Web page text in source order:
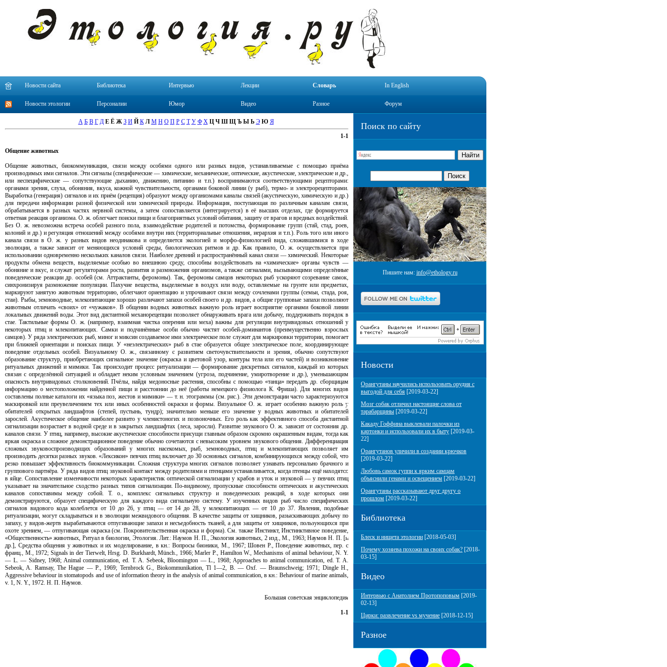
Новости сайта Библиотека Интервью Лекции Словарь In English
Новости этологии Персоналии Юмор Видео Разное Форум
Поиск по сайту
Пишите нам: info@ethology.ru
Новости
Орангутаны научились использовать орудия с
выгодой для себя [2019-03-22]
Мозг собак отличил настоящие слова от
тарабарщины [2019-03-22]
Какаду Гоффина выклевали палочки из
картонки и использовали их в быту [2019-03-
22]
Орангутанов уличили в создании крючков
[2019-03-22]
Любовь самок гуппи к ярким самцам
объяснили генами и освещением [2019-03-22]
Орангутаны рассказывают друг другу о
прошлом [2019-03-22]
Библиотека
Блеск и нищета этологии [2018-05-03]
Почему хозяева похожи на своих собак? [2018-
03-15]
Видео
Интервью с Анатолием Протопоповым [2019-
02-13]
Цирки: развлечение vs мучение [2018-12-15]
Разное
А Б В Г Д Е Ё Ж З И Й К Л М Н О П Р С Т У Ф Х Ц Ч Ш Щ Ъ Ы Ь Э Ю Я
1-1
Общение животных
Общение животных, биокоммуникация, связи между особями одного или разных видов, устанавливаемые с помощью приёма
производимых ими сигналов. Эти сигналы (специфические — химические, механические, оптические, акустические, электрические и др.,
или неспецифические — сопутствующие дыханию, движению, питанию и т.п.) воспринимаются соответствующими рецепторами:
органами зрения, слуха, обоняния, вкуса, кожной чувствительности, органами боковой линии (у рыб), термо- и электрорецепторами.
Выработка (генерация) сигналов и их приём (рецепция) образуют между организмами каналы связей (акустическую, химическую и др.)
для передачи информации разной физической или химической природы. Информация, поступающая по различным каналам связи,
обрабатывается в разных частях нервной системы, а затем сопоставляется (интегрируется) в её высших отделах, где формируется
ответная реакция организма. О. ж. облегчает поиски пищи и благоприятных условий обитания, защиту от врагов и вредных воздействий.
Без О. ж. невозможна встреча особей разного пола, взаимодействие родителей и потомства, формирование групп (стай, стад, роев,
колоний и др.) и регуляция отношений между особями внутри них (территориальные отношения, иерархия и т.п.). Роль того или иного
канала связи в О. ж. у разных видов неодинакова и определяется экологией и морфо-физиологией вида, сложившимися в ходе
эволюции, а также зависит от меняющихся условий среды, биологических ритмов и др. Как правило, О. ж. осуществляется при
использовании одновременно нескольких каналов связи. Наиболее древний и распространённый канал связи — химический. Некоторые
продукты обмена веществ, выделяемые особью во внешнюю среду, способны воздействовать на «химические» органы чувств —
обоняние и вкус, и служат регуляторами роста, развития и размножения организмов, а также сигналами, вызывающими определённые
поведенческие реакции др. особей (см. Аттрактанты, феромоны). Так, феромоны самцов некоторых рыб ускоряют созревание самок,
синхронизируя размножение популяции. Пахучие вещества, выделяемые в воздух или воду, оставляемые на грунте или предметах,
маркируют занятую животным территорию, облегчают ориентацию и упрочивают связи между сочленами группы (семьи, стада, роя,
стаи). Рыбы, земноводные, млекопитающие хорошо различают запахи особей своего и др. видов, а общие групповые запахи позволяют
животным отличать «своих» от «чужаков». В общении водных животных важную роль играет восприятие органами боковой линии
локальных движений воды. Этот вид дистантной механорецепции позволяет обнаруживать врага или добычу, поддерживать порядок в
стае. Тактильные формы О. ж. (например, взаимная чистка оперения или меха) важны для регуляции внутривидовых отношений у
некоторых птиц и млекопитающих. Самки и подчинённые особи обычно чистят особей-доминантов (преимущественно взрослых
самцов). У ряда электрических рыб, миног и миксин создаваемое ими электрическое поле служит для маркировки территории, помогает
при ближней ориентации и поисках пищи. У «неэлектрических» рыб в стае образуется общее электрическое поле, координирующее
поведение отдельных особей. Визуальному О. ж., связанному с развитием светочувствительности и зрения, обычно сопутствуют
образование структур, приобретающих сигнальное значение (окраска и цветовой узор, контуры тела или его частей) и возникновение
ритуальных движений и мимики. Так происходит процесс ритуализации — формирование дискретных сигналов, каждый из которых
связан с определённой ситуацией и обладает неким условным значением (угроза, подчинение, умиротворение и др.), уменьшающим
опасность внутривидовых столкновений. Пчёлы, найдя медоносные растения, способны с помощью «танца» передать др. сборщицам
информацию о местоположении найденной пищи и расстоянии до неё (работы немецкого физиолога К. Фриша). Для многих видов
составлены полные каталоги их «языка поз, жестов и мимики» — т. н. этограммы (см. рис.). Эти демонстрации часто характеризуются
маскировкой или преувеличением тех или иных особенностей окраски и формы. Визуальное О. ж. играет особенно важную роль у
обитателей открытых ландшафтов (степей, пустынь, тундр); значительно меньше его значение у водных животных и обитателей
зарослей. Акустическое общение наиболее развито у членистоногих и позвоночных. Его роль как эффективного способа дистантной
сигнализации возрастает в водной среде и в закрытых ландшафтах (леса, заросли). Развитие звукового О. ж. зависит от состояния др.
каналов связи. У птиц, например, высокие акустические способности присущи главным образом скромно окрашенным видам, тогда как
яркая окраска и сложное демонстрационное поведение обычно сочетаются с невысоким уровнем звукового общения. Дифференциация
сложных звуковоспроизводящих образований у многих насекомых, рыб, земноводных, птиц и млекопитающих позволяет им
производить десятки разных звуков. «Лексикон» певчих птиц включает до 30 основных сигналов, комбинирующихся между собой, что
резко повышает эффективность биокоммуникации. Сложная структура многих сигналов позволяет узнавать персонально брачного и
группового партнёра. У ряда видов птиц звуковой контакт между родителями и птенцами устанавливается, когда птенцы ещё находятся
в яйце. Сопоставление изменчивости некоторых характеристик оптической сигнализации у крабов и уток и звуковой — у певчих птиц
указывает на значительное сходство разных типов сигнализации. По-видимому, пропускные способности оптических и акустических
каналов сопоставимы между собой. Т. о., комплекс сигнальных структур и поведенческих реакций, в ходе которых они
демонстрируются, образует специфическую для каждого вида сигнальную систему. У изученных видов рыб число специфических
сигналов видового кода колеблется от 10 до 26, у птиц — от 14 до 28, у млекопитающих — от 10 до 37. Явления, подобные
ритуализации, могут складываться и в эволюции межвидового общения. В качестве защиты от хищников, разыскивающих добычу по
запаху, у видов-жертв вырабатываются отпугивающие запахи и несъедобность тканей, а для защиты от хищников, пользующихся при
охоте зрением, — отпугивающая окраска (см. Покровительственная окраска и форма). См. также Инстинкт, Инстинктивное поведение,
«Общественность» животных, Ритуал в биологии, Этология. Лит.: Наумов Н. П., Экология животных, 2 изд., М., 1963; Наумов Н. П. [и
др.], Средства общения у животных и их моделирование, в кн.: Вопросы бионики, М., 1967; Шовен P., Поведение животных, пер. с
франц., М., 1972; Signals in der Tierwelt, Hrsg. D. Burkhardt, Münch., 1966; Marler P., Hamilton W., Mechanisms of animal behaviour, N. Y.
— L. — Sidney, 1968; Animal communication, ed. T. A. Sebeok, Bloomington — L., 1968; Approaches to animal communication, ed. T. A.
Sebeok, A. Ramsay, The Hague — P., 1969; Ternbrock G., Biokommunikation, Tl 1—2, В. — Oxf. — Braunschweig; 1971; Dingle Н.,
Aggressive behaviour in stomatopods and use of information theory in the analysis of animal communication, в кн.: Behaviour of marine animals,
v. 1, N. Y., 1972. Н. П. Наумов.
Большая советская энциклопедия
1-1